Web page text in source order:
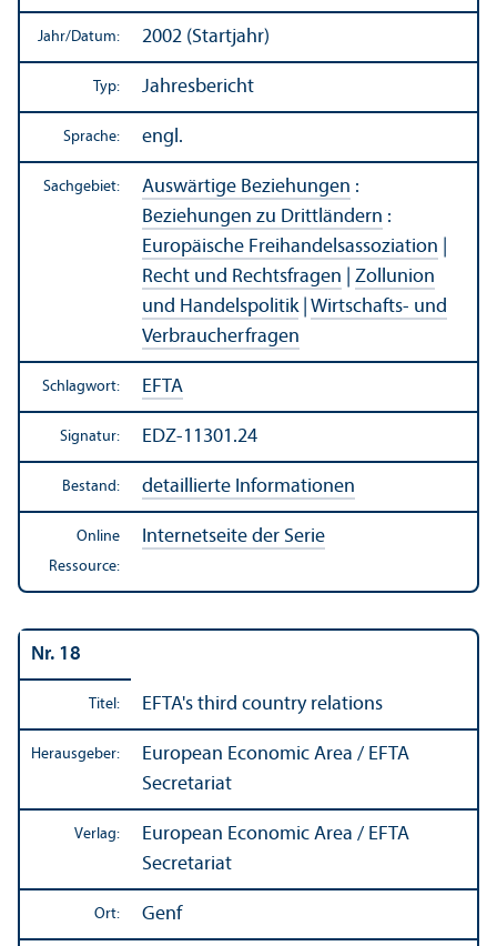
Jahr/Datum: 2002 (Startjahr)
Typ: Jahresbericht
Sprache: engl.
Sachgebiet: Auswärtige Beziehungen :
Beziehungen zu Drittländern :
Europäische Freihandels­assoziation
Recht und Rechts­fragen
Zollunion
und Handels­politik| Wirtschafts- und
Verbraucherfragen
Schlagwort: EFTA
Signatur: EDZ-11301.24
Bestand: detaillierte Informationen
Online
Ressource:
Internetseite der Serie
Nr. 18
Titel: EFTA's third country relations
Herausgeber:
European Economic Area / EFTA
Secretariat
Verlag:
European Economic Area / EFTA
Secretariat
Ort: Genf